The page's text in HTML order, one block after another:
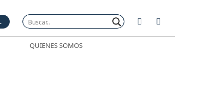
QUIENES SOMOS